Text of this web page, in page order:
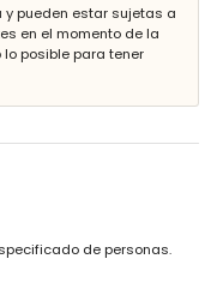
3 kilómetros de la villa)
Jávea (a menos de 4
de 4 kilómetros de la
de 5 kilómetros de
de 100 kilómetros de la
(> 100 kilómetros)
con niños
pueden estar sujetas a
en el momento de la
posible para tener
de personas.